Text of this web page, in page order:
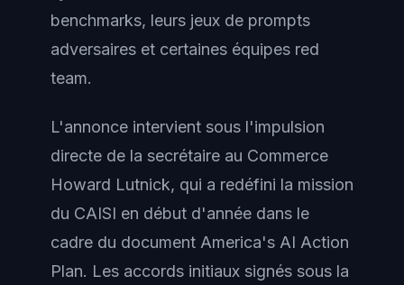
benchmarks, leurs jeux de prompts
adversaires et certaines équipes red
team.
L'annonce intervient sous l'impulsion
directe de la secrétaire au Commerce
Howard Lutnick, qui a redéfini la mission
du CAISI en début d'année dans le
cadre du document America's AI Action
Plan. Les accords initiaux signés sous la